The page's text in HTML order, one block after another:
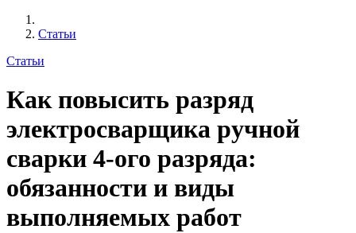
Статьи
Статьи
Как повысить разряд
электросварщика ручной
сварки 4-ого разряда:
обязанности и виды
выполняемых работ